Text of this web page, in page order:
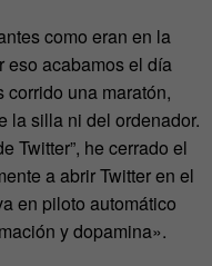
como eran en la
eso acabamos el día
una maratón,
la silla ni del ordenador.
Twitter”, he cerrado el
a abrir Twitter en el
en piloto automático
y dopamina».